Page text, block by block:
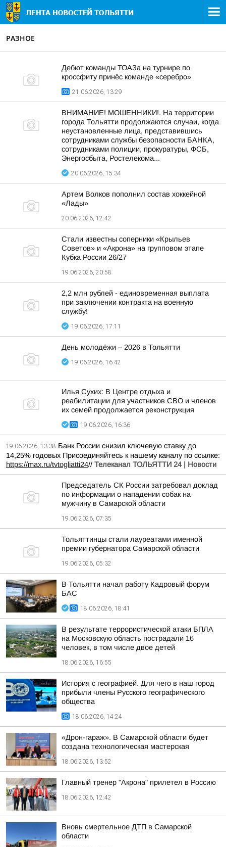
РАЗНОЕ
Дебют команды ТОАЗа на турнире по
кроссфиту принёс команде «серебро»
21.06.2026, 13:29
ВНИМАНИЕ! МОШЕННИКИ!. На территории
города Тольятти продолжаются случаи, когда
неустановленные лица, представившись
сотрудниками службы безопасности БАНКА,
сотрудниками полиции, прокуратуры, ФСБ,
Энергосбыта, Ростелекома...
20.06.2026, 15:34
Артем Волков пополнил состав хоккейной
«Лады»
20.06.2026, 12:42
Стали известны соперники «Крыльев
Советов» и «Акрона» на групповом этапе
Кубка России 26/27
19.06.2026, 20:58
2,2 млн рублей - единовременная выплата
при заключении контракта на военную
службу!
19.06.2026, 17:11
День молодёжи – 2026 в Тольятти
19.06.2026, 16:42
Илья Сухих: В Центре отдыха и
реабилитации для участников СВО и членов
их семей продолжается реконструкция
19.06.2026, 16:36
19.06.2026, 13:38 Банк России снизил ключевую ставку до
14,25% годовых Присоединяйтесь к нашему каналу по ссылке:
https://max.ru/tvtogliatti24// Телеканал ТОЛЬЯТТИ 24 | Новости
Председатель СК России затребовал доклад
по информации о нападении собак на
мужчину в Самарской области
19.06.2026, 07:35
Тольяттинцы стали лауреатами именной
премии губернатора Самарской области
19.06.2026, 05:32
В Тольятти начал работу Кадровый форум
БАС
18.06.2026, 18:41
В результате террористической атаки БПЛА
на Московскую область пострадали 16
человек, в том числе двое детей
18.06.2026, 16:55
История с географией. Для чего в наш город
прибыли члены Русского географического
общества
18.06.2026, 14:24
«Дрон-гараж». В Самарской области будет
создана технологическая мастерская
18.06.2026, 13:52
Главный тренер "Акрона" прилетел в Россию
18.06.2026, 12:42
Вновь смертельное ДТП в Самарской
области